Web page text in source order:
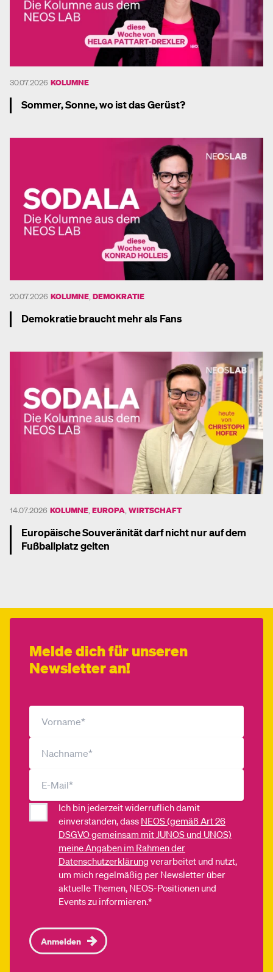
30.07.2026 KOLUMNE
Sommer, Sonne, wo ist das Gerüst?
20.07.2026 KOLUMNE DEMOKRATIE
Demokratie braucht mehr als Fans
14.07.2026 KOLUMNE EUROPA WIRTSCHAFT
Europäische Souveränität darf nicht nur auf dem
Fußballplatz gelten
Melde dich für unseren
Newsletter an!
Ich bin jederzeit widerruflich damit
einverstanden, dass NEOS (gemäß Art 26
DSGVO gemeinsam mit JUNOS und UNOS)
meine Angaben im Rahmen der
Datenschutzerklärung verarbeitet und nutzt,
um mich regelmäßig per Newsletter über
aktuelle Themen, NEOS-Positionen und
Events zu informieren.*
Anmelden